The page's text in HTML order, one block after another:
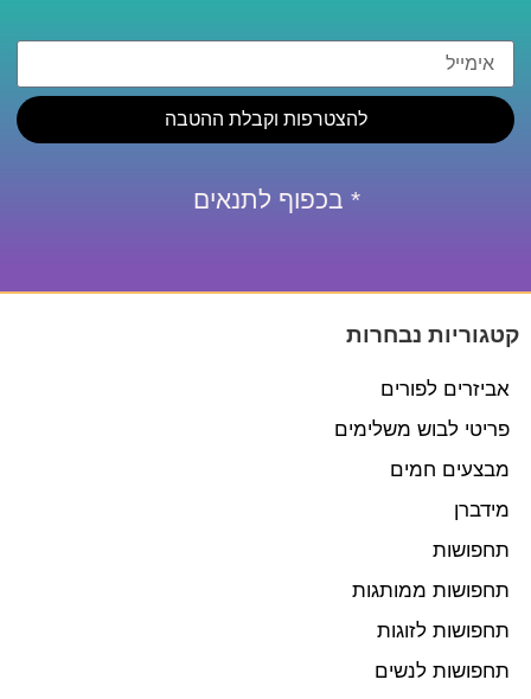
להצטרפות וקבלת ההטבה
* בכפוף לתנאים
קטגוריות נבחרות
אביזרים לפורים
פריטי לבוש משלימים
מבצעים חמים
מידברן
תחפושות
תחפושות ממותגות
תחפושות לזוגות
תחפושות לנשים